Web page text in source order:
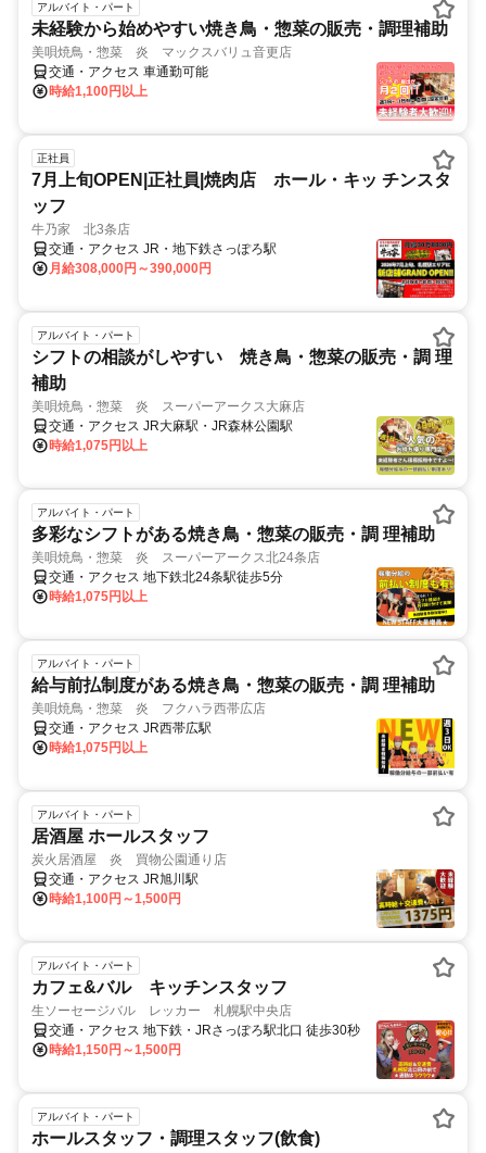
アルバイト・パート
未経験から始めやすい焼き鳥・惣菜の販売・調理補助
美唄焼鳥・惣菜 炎 マックスバリュ音更店
時給1,100円以上
交通・アクセス 車通勤可能
正社員
7月上旬OPEN|正社員|焼肉店 ホール・キッ チンスタ
ッフ
牛乃家 北3条店
月給308,000円～390,000円
交通・アクセス JR・地下鉄さっぽろ駅
アルバイト・パート
シフトの相談がしやすい 焼き鳥・惣菜の販売・調 理
補助
美唄焼鳥・惣菜 炎 スーパーアークス大麻店
時給1,075円以上
交通・アクセス JR大麻駅・JR森林公園駅
アルバイト・パート
多彩なシフトがある焼き鳥・惣菜の販売・調 理補助
美唄焼鳥・惣菜 炎 スーパーアークス北24条店
時給1,075円以上
交通・アクセス 地下鉄北24条駅徒歩5分
アルバイト・パート
給与前払制度がある焼き鳥・惣菜の販売・調 理補助
美唄焼鳥・惣菜 炎 フクハラ西帯広店
時給1,075円以上
交通・アクセス JR西帯広駅
アルバイト・パート
居酒屋 ホールスタッフ
炭火居酒屋 炎 買物公園通り店
時給1,100円～1,500円
交通・アクセス JR旭川駅
アルバイト・パート
カフェ&バル キッチンスタッフ
生ソーセージバル レッカー 札幌駅中央店
時給1,150円～1,500円
交通・アクセス 地下鉄・JRさっぽろ駅北口 徒歩30秒
アルバイト・パート
ホールスタッフ・調理スタッフ(飲食)